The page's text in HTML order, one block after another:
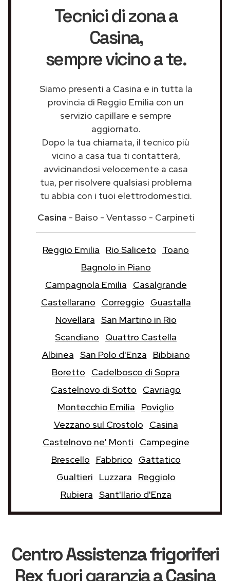
Tecnici di zona a
Casina,
sempre vicino a te.
Siamo presenti a Casina e in tutta la
provincia di Reggio Emilia con un
servizio capillare e sempre
aggiornato.
Dopo la tua chiamata, il tecnico più
vicino a casa tua ti contatterà,
avvicinandosi velocemente a casa
tua, per risolvere qualsiasi problema
tu abbia con i tuoi elettrodomestici.
Casina - Baiso - Ventasso - Carpineti
Reggio Emilia Rio Saliceto
Toano
Bagnolo in Piano
Campagnola Emilia
Casalgrande
Castellarano
Correggio
Guastalla
Novellara San Martino in Rio
Scandiano
Quattro Castella
Albinea San Polo d'Enza
Bibbiano
Boretto
Cadelbosco di Sopra
Castelnovo di Sotto
Cavriago
Montecchio Emilia
Poviglio
Vezzano sul Crostolo
Casina
Castelnovo ne' Monti
Campegine
Brescello
Fabbrico
Gattatico
Gualtieri
Luzzara
Reggiolo
Rubiera Sant'Ilario d'Enza
Centro Assistenza frigoriferi
Rexfuori garanziaa Casina